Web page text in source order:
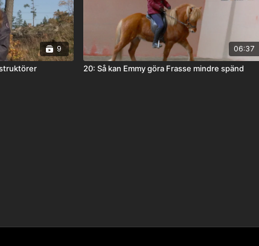
9 06:37
20: Så kan Emmy göra Frasse mindre spänd